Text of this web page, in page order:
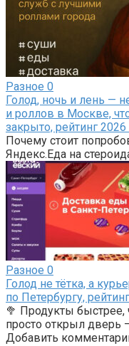
Разное 0
Голод, ночь и лень —
и роллов в Москве,
закрыто, рейтинг 2026
Почему стоит
Яндекс.Еда на
Разное 0
Голод не тётка, а
по Петербургу,
🥦 Продукты
просто открыл дверь
Добавить